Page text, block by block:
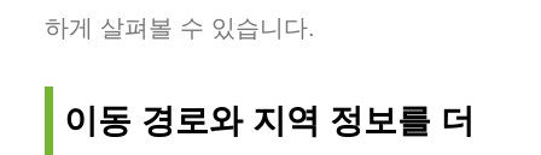
하게 살펴볼 수 있습니다.
이동 경로와 지역 정보를 더